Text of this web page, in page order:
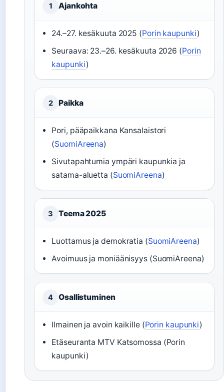
1 Ajankohta
24.–27. kesäkuuta 2025 (Porin kaupunki)
Seuraava: 23.–26. kesäkuuta 2026 (Porin
kaupunki)
2 Paikka
Pori, pääpaikkana Kansalaistori
(SuomiAreena)
Sivutapahtumia ympäri kaupunkia ja
satama-aluetta (SuomiAreena)
3 Teema 2025
Luottamus ja demokratia (SuomiAreena)
Avoimuus ja moniäänisyys (SuomiAreena)
4 Osallistuminen
Ilmainen ja avoin kaikille (Porin kaupunki)
Etäseuranta MTV Katsomossa (Porin
kaupunki)